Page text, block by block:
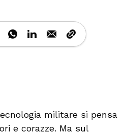
militare si pensa
e corazze. Ma sul